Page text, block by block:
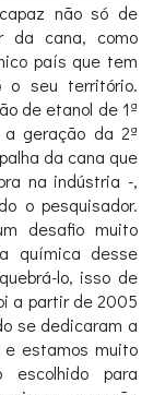
não só de
da cana, como
país que tem
o seu território.
de etanol de 1ª
geração da 2ª
da cana que
na indústria -,
o pesquisador.
desafio muito
química desse
lo, isso de
a partir de 2005
se dedicaram a
e estamos muito
escolhido para